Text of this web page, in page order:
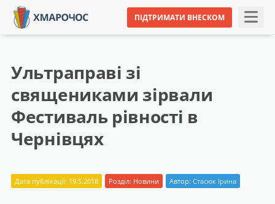
ПІДТРИМАТИ ВНЕСКОМ
Ультраправі зі
священиками зірвали
Фестиваль рівності в
Чернівцях
Дата публікації: 19.5.2018 Розділ: Новини Автор: Стасюк Ірина